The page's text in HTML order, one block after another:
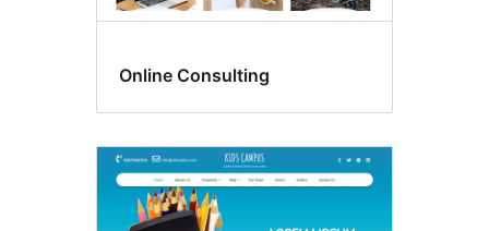
Online Consulting